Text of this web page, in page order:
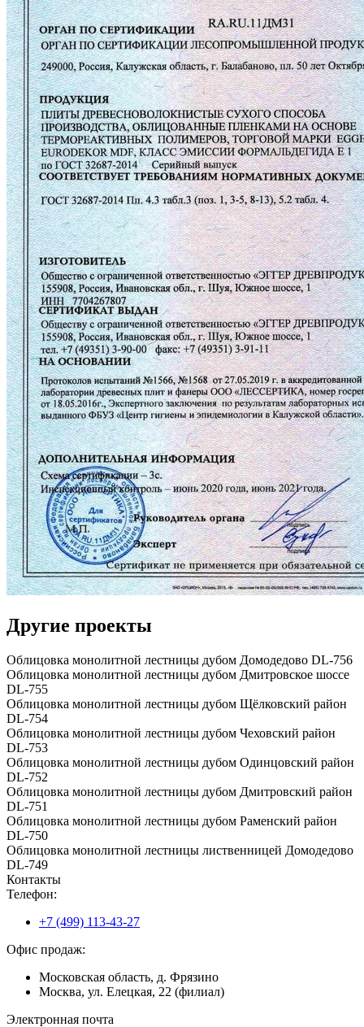
Другие проекты
Облицовка монолитной лестницы дубом Домодедово DL-756
Облицовка монолитной лестницы дубом Дмитровское шоссе
DL-755
Облицовка монолитной лестницы дубом Щёлковский район
DL-754
Облицовка монолитной лестницы дубом Чеховский район
DL-753
Облицовка монолитной лестницы дубом Одинцовский район
DL-752
Облицовка монолитной лестницы дубом Дмитровский район
DL-751
Облицовка монолитной лестницы дубом Раменский район
DL-750
Облицовка монолитной лестницы лиственницей Домодедово
DL-749
Контакты
Телефон:
+7 (499) 113-43-27
Офис продаж:
Московская область, д. Фрязино
Москва, ул. Елецкая, 22 (филиал)
Электронная почта